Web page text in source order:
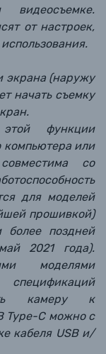
от настроек,
экрана (наружу
начать съемку
функции
компьютера или
со
для моделей
прошивкой)
поздней
2021 года).
моделями
камеру к
Type-C можно с
кабеля USB и/